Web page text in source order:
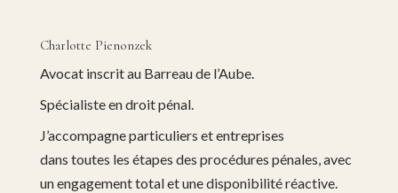
Charlotte Pienonzek
Avocat inscrit au Barreau de l’Aube.
Spécialiste en droit pénal.
J’accompagne particuliers et entreprises
dans toutes les étapes des procédures pénales, avec
un engagement total et une disponibilité réactive.